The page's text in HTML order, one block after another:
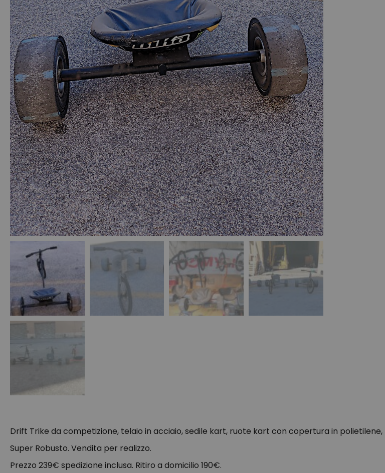
Drift Trike da competizione, telaio in acciaio, sedile kart, ruote kart con copertura in
Super Robusto. Vendita per realizzo.
Prezzo 239€ spedizione inclusa. Ritiro a domicilio 190€.